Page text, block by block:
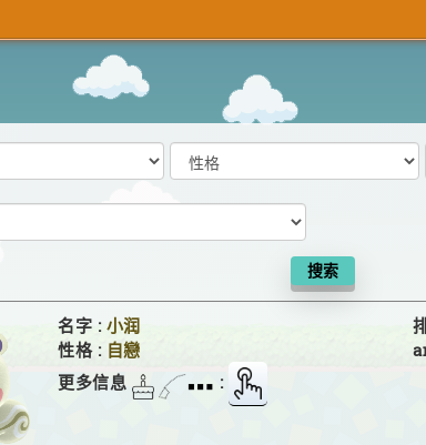
搜索
名字 : 小润
性格 : 自戀
更多信息
: